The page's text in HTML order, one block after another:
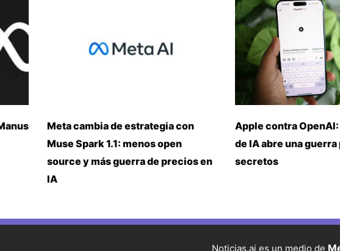
Meta cambia de estrategia con
Muse Spark 1.1: menos open
source y más guerra de precios en
IA
Apple contra
de IA abre una guerra
secretos
Noticias.ai es un medio de